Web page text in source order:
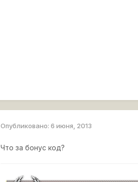
Опубликовано:6 июня, 2013
Что за бонус код?